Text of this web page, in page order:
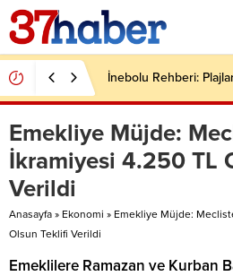
İnebolu Rehberi:
Emekliye Müjde:
İkramiyesi 4.250 TL
Verildi
Anasayfa » Ekonomi » Emekliye Müjde:
Olsun Teklifi Verildi
Emeklilere Ramazan ve Kurban